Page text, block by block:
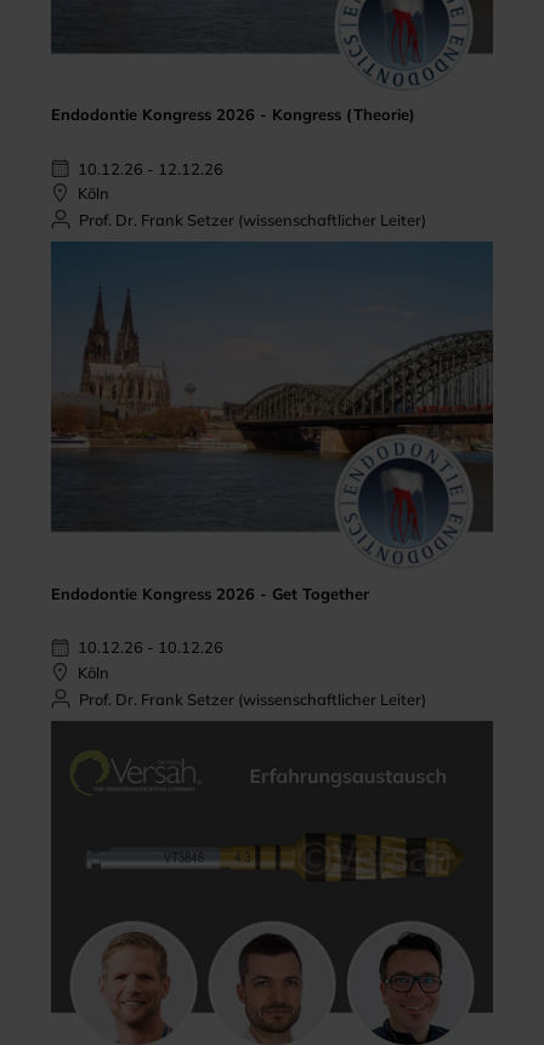
Endodontie Kongress 2026 - Kongress (Theorie)
10.12.26 - 12.12.26
Köln
Prof. Dr. Frank Setzer (wissenschaftlicher Leiter)
Endodontie Kongress 2026 - Get Together
10.12.26 - 10.12.26
Köln
Prof. Dr. Frank Setzer (wissenschaftlicher Leiter)